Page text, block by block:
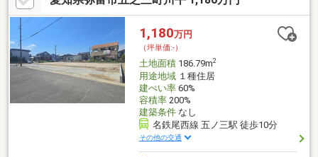
市ガス・上下水道設備が敷地内に引込みされていない場合は、別
途費用が必要となる場合があります。▼お電話でのご予約、ご質
問、お問合せはこちらまで▼TEL：0120-6115-65【通話無料】ハ
ウスドゥ中村区栄生
1,180万円
（坪単価:-）
土地面積186.79m2
用途地域１種住居
建ぺい率60%
容積率200%
建築条件なし
名鉄尾西線 五ノ三駅 徒歩10分
その他の交通